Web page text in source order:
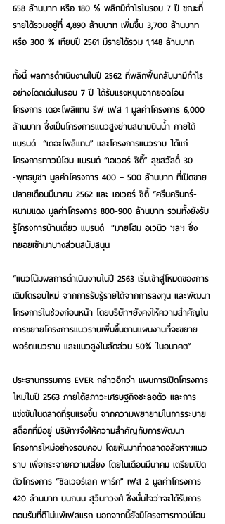
658 ล้านบาท หรือ 180 % พลิกมีกำไรในรอบ 7 ปี ขณะที่
รายได้รวมอยู่ที่ 4,890 ล้านบาท เพิ่มขึ้น 3,700 ล้านบาท
หรือ 300 % เทียบปี 2561 มีรายได้รวม 1,148 ล้านบาท
ทั้งนี้ ผลการดำเนินงานในปี 2562 ที่พลิกฟื้นกลับมามีกำไร
อย่างโดดเด่นในรอบ 7 ปี ได้รับแรงหนุนจากยอดโอน
โครงการ เดอะโพลิแทน รีฟ เฟส 1 มูลค่าโครงการ 6,000
ล้านบาท ซึ่งเป็นโครงการแนวสูงย่านสนามบินน้ำ ภายใต้
แบรนด์  “เดอะโพลิแทน” และโครงการแนวราบ ได้แก่
โครงการทาวน์โฮม แบรนด์ “เอเวอร์ ซิตี้” สุขสวัสดิ์ 30
-พุทธบูชา มูลค่าโครงการ 400 – 500 ล้านบาท ที่เปิดขาย
ปลายเดือนมีนาคม 2562 และ เอเวอร์ ซิตี้ “ศรีนครินทร์-
หนามแดง มูลค่าโครงการ 800-900 ล้านบาท รวมทั้งยังรับ
รู้โครงการบ้านเดี่ยว แบรนด์  “มายโฮม อเวนิว ฯลฯ ซึ่ง
ทยอยเข้ามาบางส่วนสนับสนุน
“แนวโน้มผลการดำเนินงานในปี 2563 เริ่มเข้าสู่โหมดของการ
เติบโตรอบใหม่ จากการรับรู้รายได้จากการลงทุน และพัฒนา
โครงการในช่วงก่อนหน้า โดยบริษัทฯยังคงให้ความสำคัญใน
การขยายโครงการแนวราบเพิ่มขึ้นตามแผนงานที่จะขยาย
พอร์ตแนวราบ และแนวสูงในสัดส่วน 50% ในอนาคต”
ประธานกรรมการ EVER กล่าวอีกว่า แผนการเปิดโครงการ
ใหม่ในปี 2563 ภายใต้สภาวะเศรษฐกิจชะลอตัว และการ
แข่งขันในตลาดที่รุนแรงขึ้น จากความพยายามในการระบาย
สต็อกที่มีอยู่ บริษัทฯจึงให้ความสำคัญกับการพัฒนา
โครงการใหม่อย่างรอบคอบ โดยหันมาทำตลาดอสังหาฯแนว
ราบ เพื่อกระจายความเสี่ยง โดยในเดือนมีนาคม เตรียมเปิด
ตัวโครงการ “ซิลเวอร์เลค พาร์ค” เฟส 2 มูลค่าโครงการ
420 ล้านบาท บนถนน สุวินทวงศ์ ซึ่งมั่นใจว่าจะได้รับการ
ตอบรับที่ดีไม่แพ้เฟสแรก นอกจากนี้ยังมีโครงการทาวน์โฮม